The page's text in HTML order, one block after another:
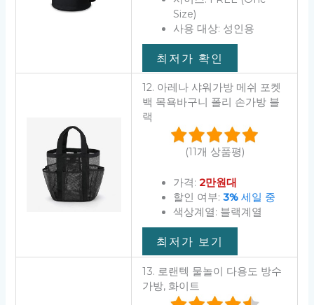
Size)
사용 대상: 성인용
최저가 확인
12. 아레나 샤워가방 메쉬 포켓
백 목욕바구니 폴리 손가방 블
랙
(11개 상품평)
가격: 2만원대
할인 여부: 3%세일 중
색상계열: 블랙계열
최저가 보기
13. 로랜텍 물놀이 다용도 방수
가방, 화이트